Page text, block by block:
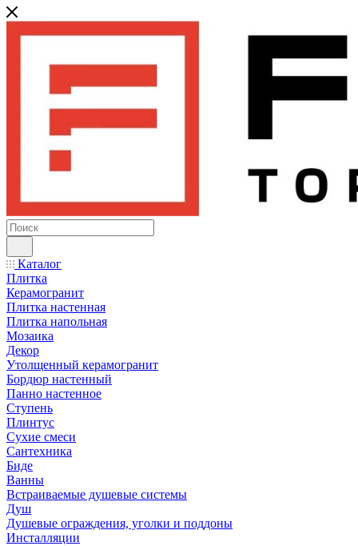
Каталог
Плитка
Керамогранит
Плитка настенная
Плитка напольная
Мозаика
Декор
Утолщенный керамогранит
Бордюр настенный
Панно настенное
Ступень
Плинтус
Сухие смеси
Сантехника
Биде
Ванны
Встраиваемые душевые системы
Душ
Душевые ограждения, уголки и поддоны
Инсталляции